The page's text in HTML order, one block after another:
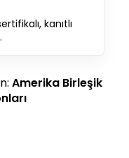
kanıtlı
Amerika Birleşik